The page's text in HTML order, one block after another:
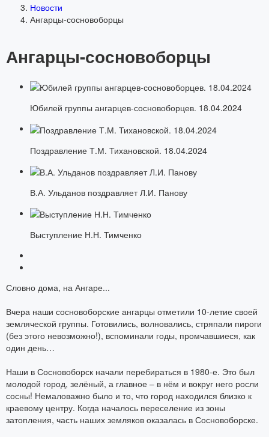
Новости
Ангарцы-сосновоборцы
Ангарцы-сосновоборцы
Юбилей группы ангарцев-сосновоборцев. 18.04.2024
Поздравление Т.М. Тихановской. 18.04.2024
В.А. Ульданов поздравляет Л.И. Панову
Выступление Н.Н. Тимченко
Словно дома, на Ангаре...
Вчера наши сосновоборские ангарцы отметили 10-летие своей
земляческой группы. Готовились, волновались, стряпали пироги
(без этого невозможно!), вспоминали годы, промчавшиеся, как
один день…
Наши в Сосновоборск начали перебираться в 1980-е. Это был
молодой город, зелёный, а главное – в нём и вокруг него росли
сосны! Немаловажно было и то, что город находился близко к
краевому центру. Когда началось переселение из зоны
затопления, часть наших земляков оказалась в Сосновоборске.